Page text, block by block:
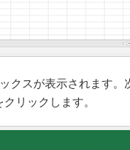
クスが表示されます
リックします。